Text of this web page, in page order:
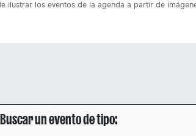
ilustrar los eventos de la agenda a partir de
Buscar un evento de tipo: